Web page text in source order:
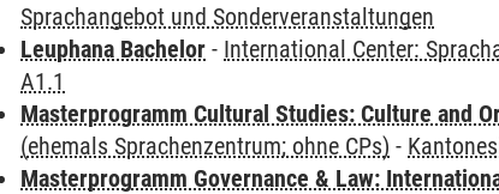
Sprachangebot und Sonderveranstaltungen
Leuphana Bachelor - International Center:
A1.1
Masterprogramm Cultural Studies: Culture and
(ehemals Sprachenzentrum; ohne CPs) -
Masterprogramm Governance & Law: